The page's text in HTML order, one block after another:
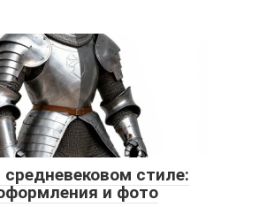
стиле:
и фото